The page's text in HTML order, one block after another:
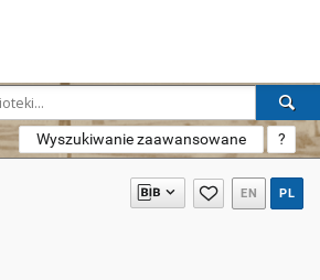
Wyszukiwanie zaawansowane ?
EN PL